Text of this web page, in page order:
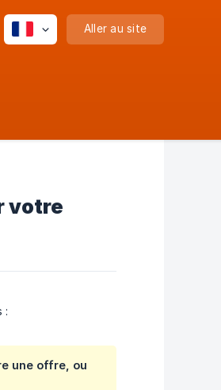
Aller au site
votre
:
une offre, ou